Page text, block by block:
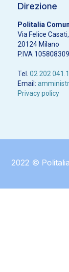
Direzione
Politalia
Via Felice
20124 Milano
P.IVA
Tel. 02 202 041.1
Email:
Privacy policy
2022 ©